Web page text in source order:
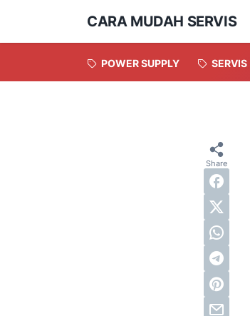
CARA MUDAH SERVIS
POWER SUPPLY SERVIS